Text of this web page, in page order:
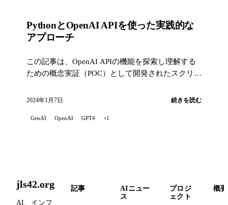
PythonとOpenAI APIを使った実践的な
アプローチ
この記事は、OpenAI APIの機能を探索し理解する
ための概念実証（POC）として開発されたスクリプ
2024年1月7日 続きを読む
GenAI OpenAI GPT4 +1
jls42.org
AI、インフ
記事
AIニュー
ス
プロジ
ェクト
概要